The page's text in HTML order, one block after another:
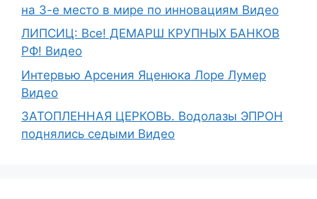
на 3-е место в мире по инновациям Видео
ЛИПСИЦ: Все! ДЕМАРШ КРУПНЫХ БАНКОВ
РФ! Видео
Интервью Арсения Яценюка Лоре Лумер
Видео
ЗАТОПЛЕННАЯ ЦЕРКОВЬ. Водолазы ЭПРОН
поднялись седыми Видео